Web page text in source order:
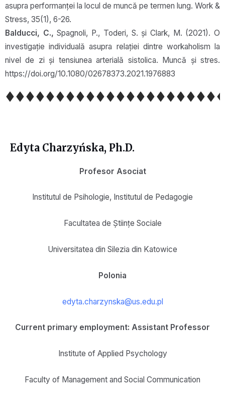
asupra performanței la locul de muncă pe termen lung. Work &
Stress, 35(1), 6-26.
Balducci, C., Spagnoli, P., Toderi, S. și Clark, M. (2021). O
investigație individuală asupra relației dintre workaholism la
nivel de zi și tensiunea arterială sistolica. Muncă și stres.
https://doi.org/10.1080/02678373.2021.1976883
Edyta Charzyńska, Ph.D.
Profesor Asociat
Institutul de Psihologie, Institutul de Pedagogie
Facultatea de Științe Sociale
Universitatea din Silezia din Katowice
Polonia
edyta.charzynska@us.edu.pl
Current primary employment: Assistant Professor
Institute of Applied Psychology
Faculty of Management and Social Communication